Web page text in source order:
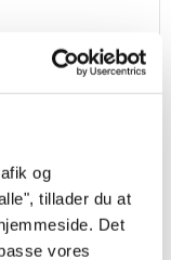
og
tillader du at
Det
vores